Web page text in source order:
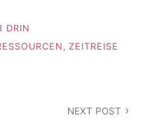
DRIN
, ZEITREISE
NEXT POST